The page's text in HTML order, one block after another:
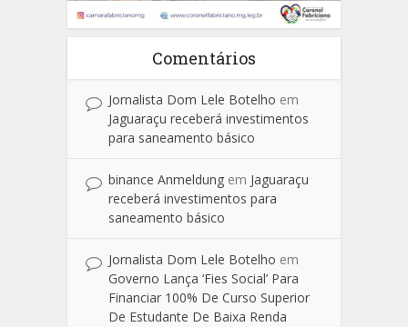
Comentários
Jornalista Dom Lele Botelho em
Jaguaraçu receberá investimentos
para saneamento básico
binance Anmeldung em Jaguaraçu
receberá investimentos para
saneamento básico
Jornalista Dom Lele Botelho em
Governo Lança ‘Fies Social’ Para
Financiar 100% De Curso Superior
De Estudante De Baixa Renda